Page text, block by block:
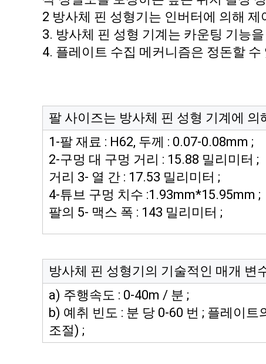
2 방사체 핀 성형기는 인버터에 의해
3. 방사체 핀 성형 기계는 카운팅 기능
4. 플레이트 수집 메커니즘은 정돈할
팔 사이즈는 방사체 핀 성형 기계에 의
1-팔 재료 : H62, 두께 : 0.07-0.08mm ;
2-구멍 대 구멍 거리 : 15.88 밀리미터 ;
거리 3- 열 간 : 17.53 밀리미터 ;
4-튜브 구멍 치수 :1.93mm*15.95mm ;
팔의 5- 맥스 폭 : 143 밀리미터 ;
방사체 핀 성형기의 기술적인 매개 변
a) 주행속도 : 0-40m / 분 ;
b) 예취 빈도 : 분 당 0-60 번 ; 플레이
조절) ;